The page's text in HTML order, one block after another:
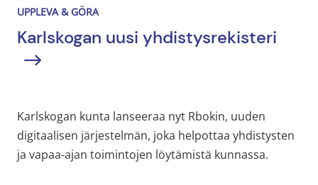
UPPLEVA & GÖRA
Karlskogan uusi yhdistysrekisteri
Karlskogan kunta lanseeraa nyt Rbokin, uuden
digitaalisen järjestelmän, joka helpottaa yhdistysten
ja vapaa-ajan toimintojen löytämistä kunnassa.